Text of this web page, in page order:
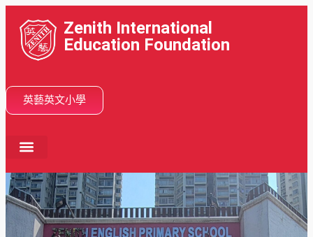
Zenith International
Education Foundation
英藝英文小學